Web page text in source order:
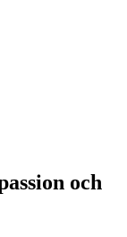
och